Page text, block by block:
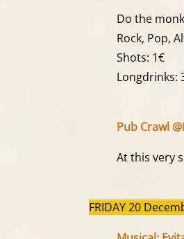
Do the
Rock, Pop,
Shots: 1€
Longdrinks:
Pub Crawl
At this very
FRIDAY 20